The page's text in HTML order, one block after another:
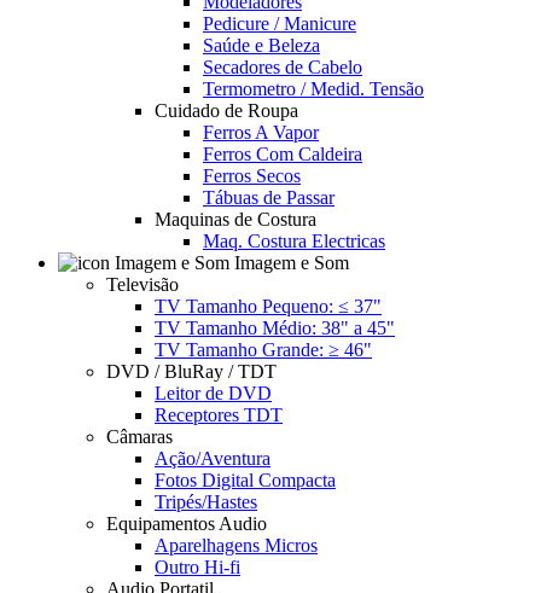
Pedicure / Manicure
Saúde e Beleza
Secadores de Cabelo
Termometro / Medid. Tensão
Cuidado de Roupa
Ferros A Vapor
Ferros Com Caldeira
Ferros Secos
Tábuas de Passar
Maquinas de Costura
Maq. Costura Electricas
Imagem e Som
Televisão
TV Tamanho Pequeno: ≤ 37"
TV Tamanho Médio: 38" a 45"
TV Tamanho Grande: ≥ 46"
DVD / BluRay / TDT
Leitor de DVD
Receptores TDT
Câmaras
Ação/Aventura
Fotos Digital Compacta
Tripés/Hastes
Equipamentos Audio
Aparelhagens Micros
Outro Hi-fi
Audio Portatil